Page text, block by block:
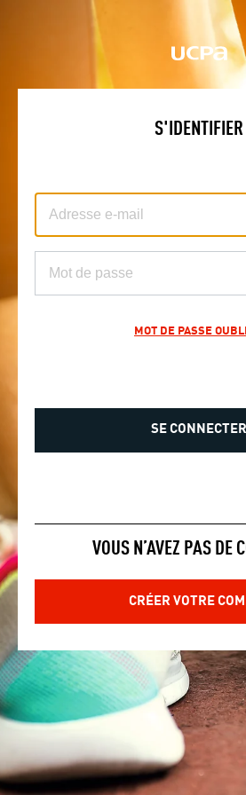
S'IDENTIFIER
MOT DE PASSE
VOUS N’AVEZ PAS DE
CRÉER VOTRE